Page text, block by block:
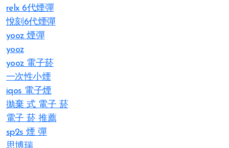
relx 6代煙彈
悅刻6代煙彈
yooz 煙彈
yooz
yooz 電子菸
一次性小煙
iqos 電子煙​
拋棄 式 電子 菸​
電子 菸 推薦
sp2s 煙 彈​